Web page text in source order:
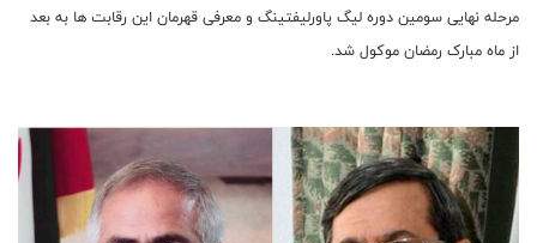
مرحله نهایی سومین دوره لیگ پاورلیفتینگ و معرفی قهرمان این رقابت ها به بعد
از ماه مبارک رمضان موکول شد.